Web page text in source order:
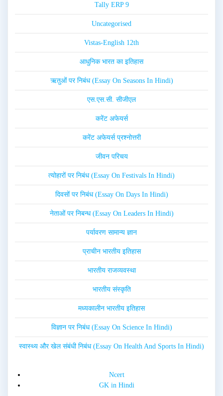
Tally ERP 9
Uncategorised
Vistas-English 12th
आधुनिक भारत का इतिहास
ऋतुओं पर निबंध (Essay On Seasons In Hindi)
एस.एस.सी. सीजीएल
करेंट अफेयर्स
करेंट अफेयर्स प्रश्नोत्तरी
जीवन परिचय
त्योहारों पर निबंध (Essay On Festivals In Hindi)
दिवसों पर निबंध (Essay On Days In Hindi)
नेताओं पर निबन्ध (Essay On Leaders In Hindi)
पर्यावरण सामान्य ज्ञान
प्राचीन भारतीय इतिहास
भारतीय राजव्यवस्था
भारतीय संस्कृति
मध्यकालीन भारतीय इतिहास
विज्ञान पर निबंध (Essay On Science In Hindi)
स्वास्थ्य और खेल संबंधी निबंध (Essay On Health And Sports In Hindi)
Ncert
GK in Hindi